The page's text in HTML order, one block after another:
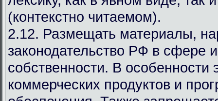
(контекстно читаемом).
2.12. Размещать материалы,
законодательство РФ в сфере
собственности. В особенности
коммерческих продуктов и